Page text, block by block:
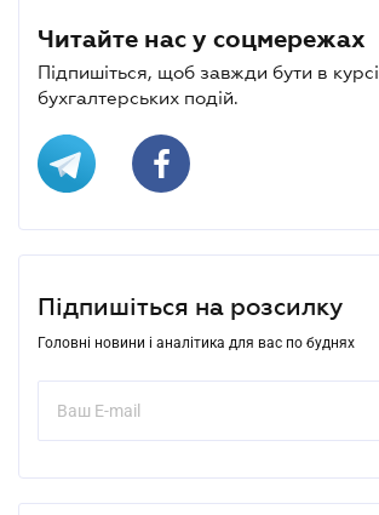
Читайте нас у соцмережах
Підпишіться, щоб завжди бути в курсі
бухгалтерських подій.
Підпишіться на розсилку
Головні новини і аналітика для вас по буднях